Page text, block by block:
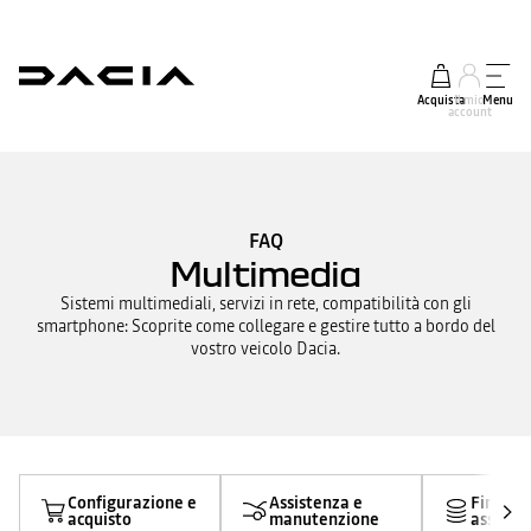
AcquistaIl mio
account
Menu
FAQ
Multimedia
Sistemi multimediali, servizi in rete, compatibilità con gli
smartphone: Scoprite come collegare e gestire tutto a bordo del
vostro veicolo Dacia.
Configurazione e
acquisto
Assistenza e
manutenzione